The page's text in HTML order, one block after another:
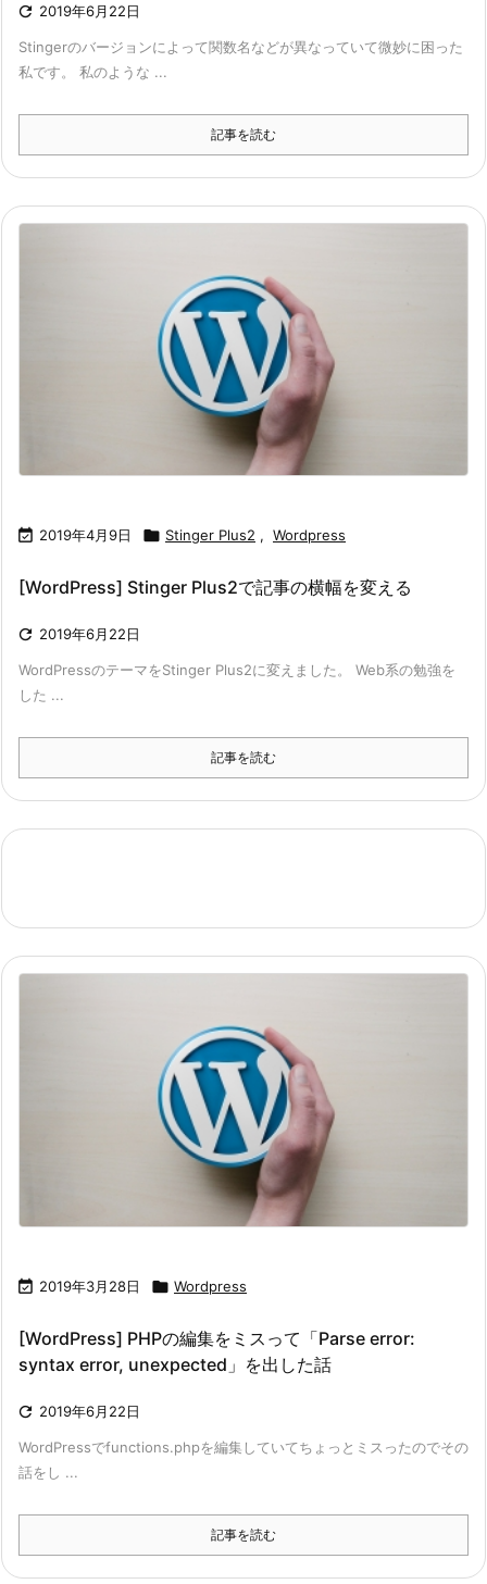
 2019年6月22日
Stingerのバージョンによって関数名などが異なっていて微妙に困った
私です。 私のような ...
記事を読む
 2019年4月9日  Stinger Plus2 , Wordpress
[WordPress] Stinger Plus2で記事の横幅を変える
 2019年6月22日
WordPressのテーマをStinger Plus2に変えました。 Web系の勉強を
した ...
記事を読む
 2019年3月28日  Wordpress
[WordPress] PHPの編集をミスって「Parse error:
syntax error, unexpected」を出した話
 2019年6月22日
WordPressでfunctions.phpを編集していてちょっとミスったのでその
話をし ...
記事を読む